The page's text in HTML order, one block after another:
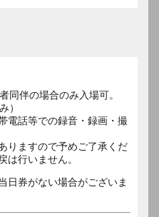
同伴の場合のみ入場可。
）
電話等での録音・録画・撮
りますので予めご了承くだ
は行いません。
日券がない場合がございま